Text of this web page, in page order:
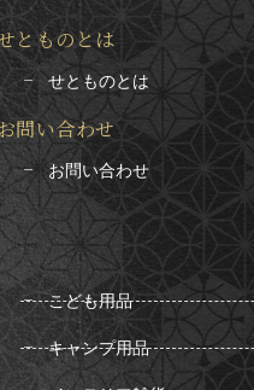
とものとは
せとものとは
問い合わせ
お問い合わせ
こども用品
キャンプ用品